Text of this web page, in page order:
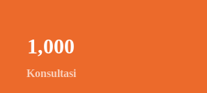
Konsultasi
1,000